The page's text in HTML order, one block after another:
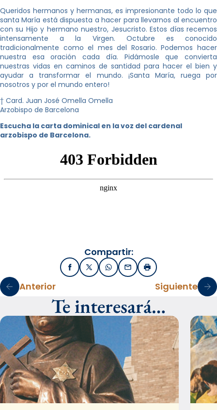
Queridos hermanos y hermanas, es impresionante todo lo que
santa María está dispuesta a hacer para llevarnos al encuentro
con su Hijo y hermano nuestro, Jesucristo. Estos días recemos
intensamente a la Virgen. Octubre es conocido
tradicionalmente como el mes del Rosario. Podemos hacer
nuestra esa oración cada día. Pidámosle que convierta
nuestras vidas en caminos de santidad para hacer el bien y
ayudar a transformar el mundo. ¡Santa María, ruega por
nosotros y por el mundo entero!
† Card. Juan José Omella Omella
Arzobispo de Barcelona
Escucha la carta dominical en la voz del cardenal
arzobispo de Barcelona.
Compartir:
FacebookX / TwitterWhatsApp
EmailImprimir
Anterior Siguiente
Te interesará…